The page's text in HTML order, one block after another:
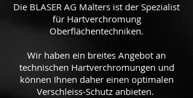
Die BLASER AG Malters ist der Spezialist
für Hartverchromung
Oberflächentechniken.
Wir haben ein breites Angebot an
technischen Hartverchromungen und
können Ihnen daher einen optimalen
Verschleiss-Schutz anbieten.